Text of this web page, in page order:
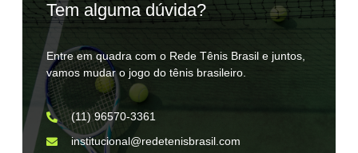
Tem alguma dúvida?
Entre em quadra com o Rede Tênis Brasil e juntos,
vamos mudar o jogo do tênis brasileiro.
(11) 96570-3361
institucional@redetenisbrasil.com